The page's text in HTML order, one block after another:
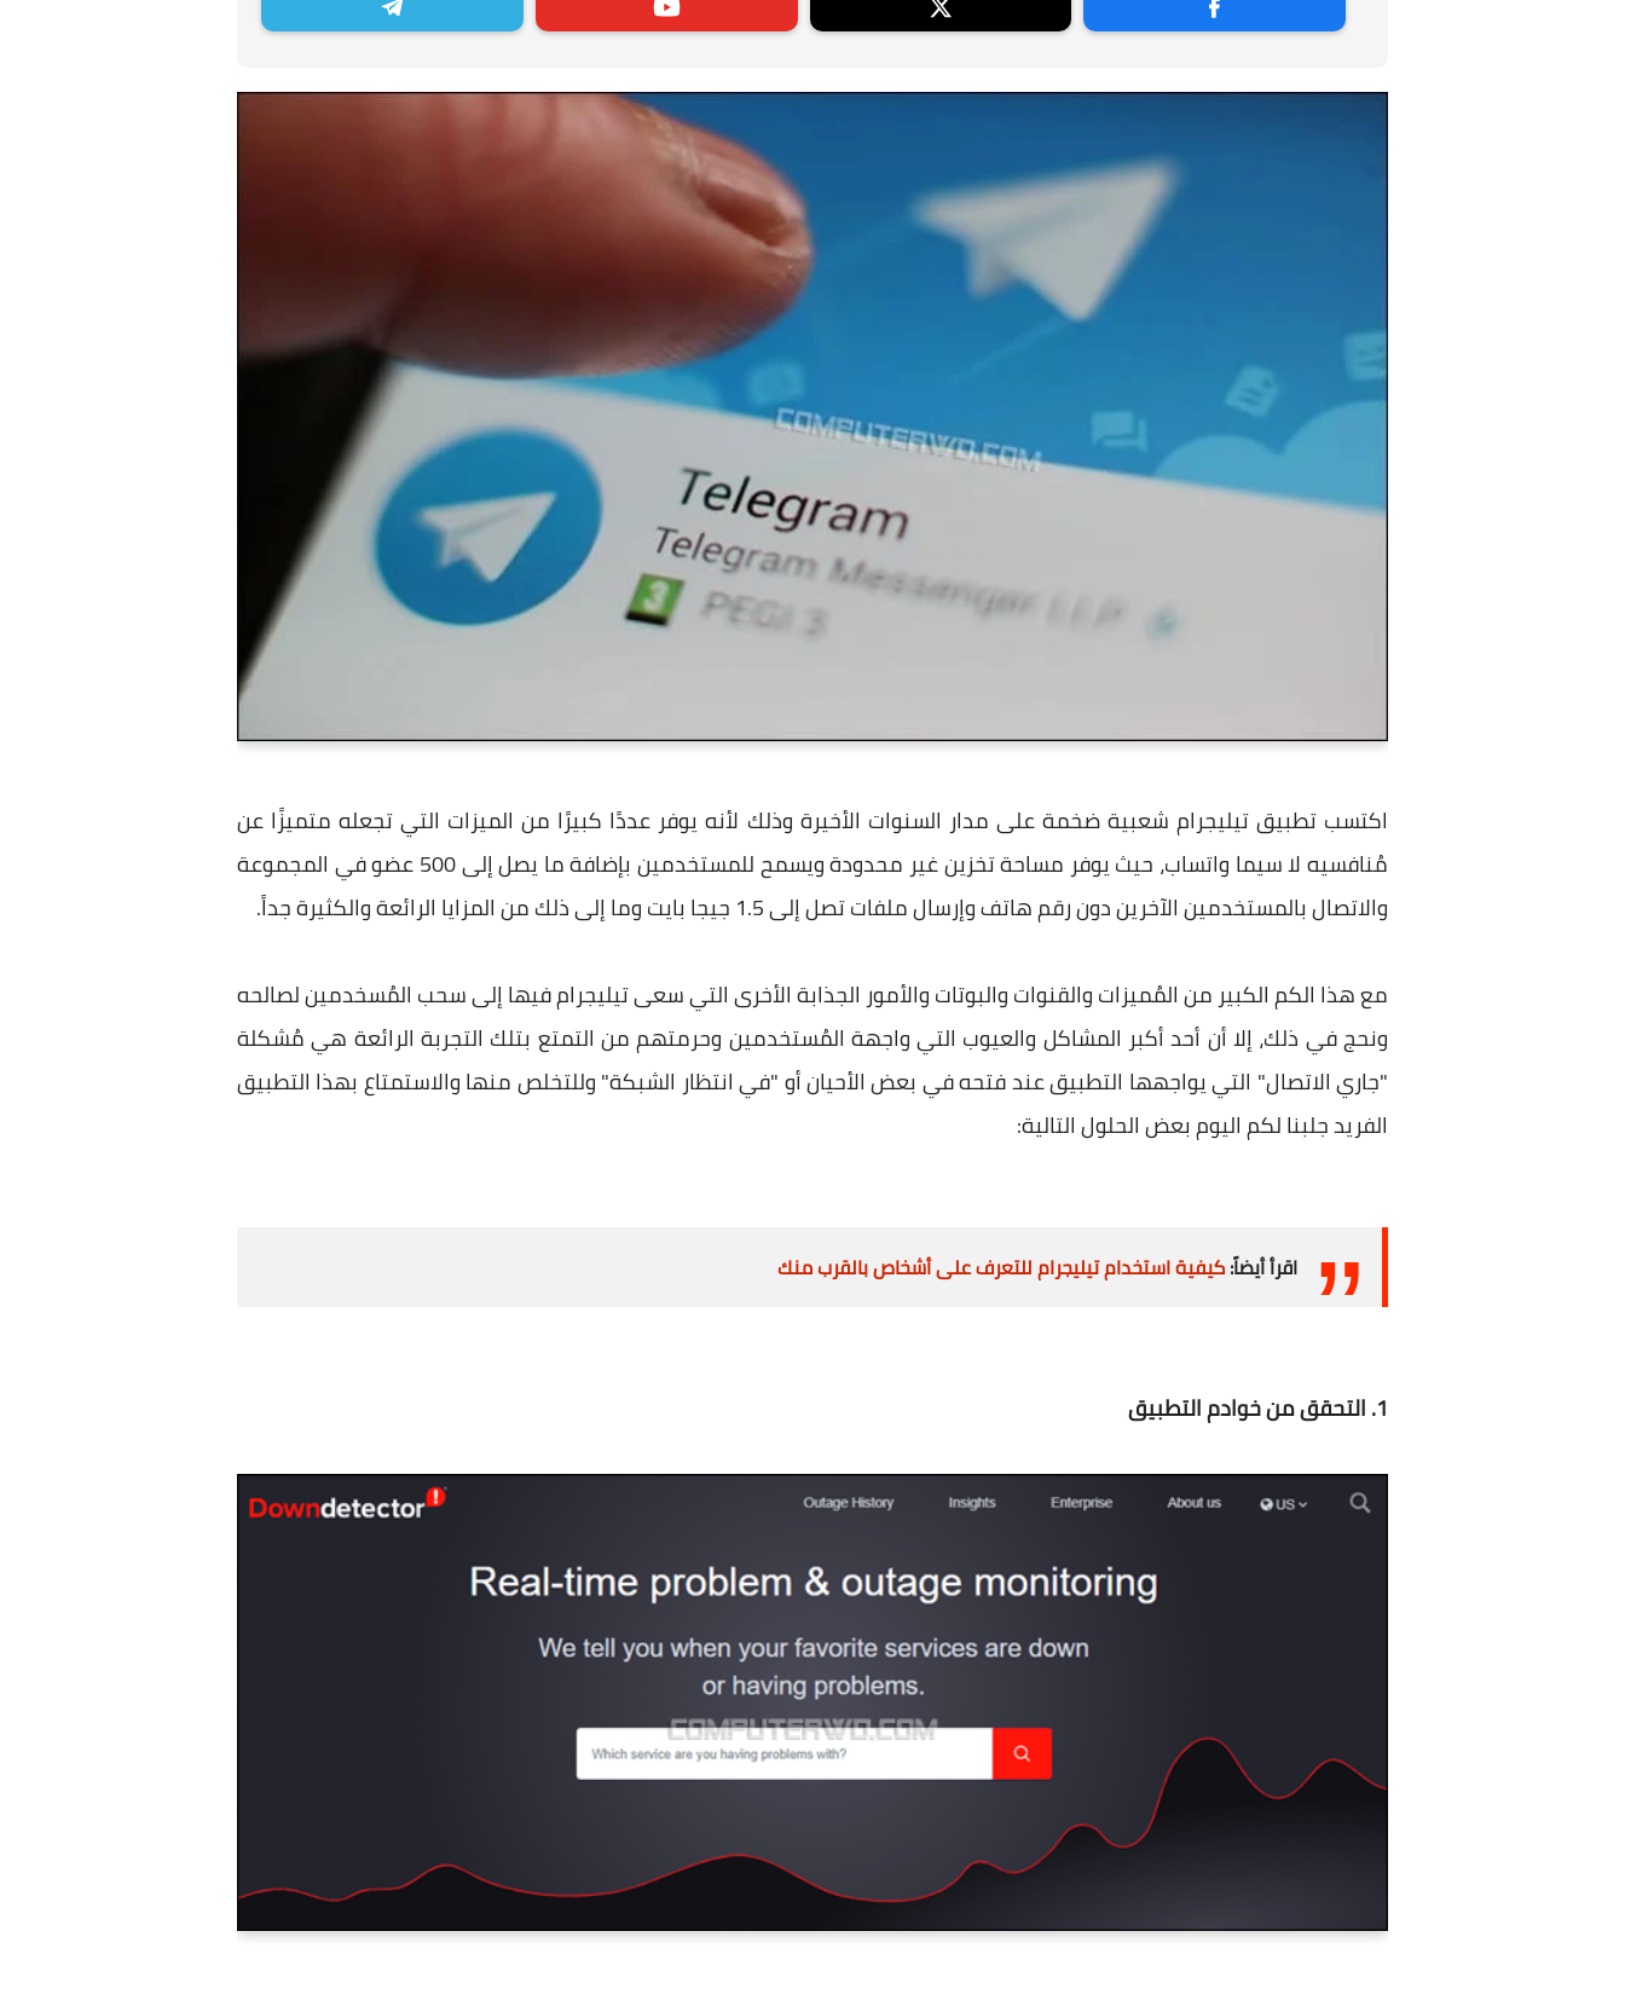
اكتسب تطبيق تيليجرام شعبية ضخمة على مدار السنوات الأخيرة وذلك لأنه يوفر عددًا كبيرًا من الميزات التي تجعله متميزًا عن
مُنافسيه لا سيما واتساب، حيث يوفر مساحة تخزين غير محدودة ويسمح للمستخدمين بإضافة ما يصل إلى 500 عضو في المجموعة
والاتصال بالمستخدمين الآخرين دون رقم هاتف وإرسال ملفات تصل إلى 1.5 جيجا بايت وما إلى ذلك من المزايا الرائعة والكثيرة جداً.
مع هذا الكم الكبير من المُميزات والقنوات والبوتات والأمور الجذابة الأخرى التي سعى تيليجرام فيها إلى سحب المُسخدمين لصالحه
ونحج في ذلك، إلا أن أحد أكبر المشاكل والعيوب التي واجهة المُستخدمين وحرمتهم من التمتع بتلك التجربة الرائعة هي مُشكلة
"جاري الاتصال" التي يواجهها التطبيق عند فتحه في بعض الأحيان أو "في انتظار الشبكة" وللتخلص منها والاستمتاع بهذا التطبيق
الفريد جلبنا لكم اليوم بعض الحلول التالية:
اقرأ أيضاً:كيفية استخدام تيليجرام للتعرف على أشخاص بالقرب منك
1. التحقق من خوادم التطبيق